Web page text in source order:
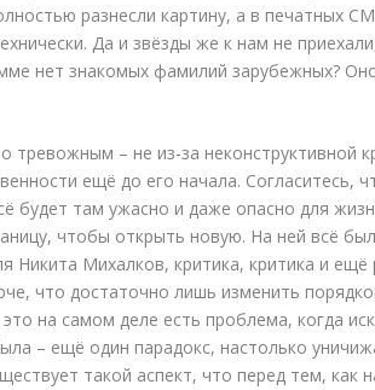
разнесли картину, а в печатных
Да и звёзды же к нам не
нет знакомых фамилий зарубежных?
тревожным – не из-за неконструктивной
ещё до его начала. Согласитесь,
будет там ужасно и даже опасно для
чтобы открыть новую. На ней всё
Никита Михалков, критика, критика и
что достаточно лишь изменить
на самом деле есть проблема, когда
– ещё один парадокс, настолько
такой аспект, что перед тем, как